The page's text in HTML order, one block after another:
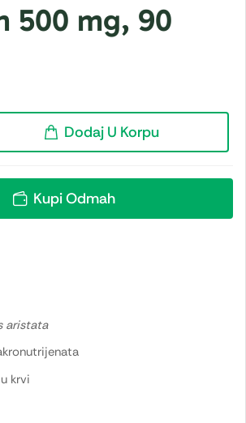
500 mg, 90
Dodaj U Korpu
Kupi Odmah
aristata
krvi